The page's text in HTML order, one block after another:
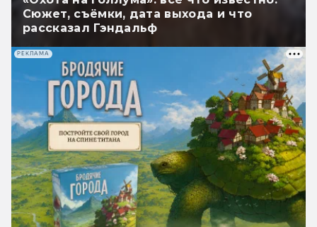
Сюжет, съёмки, дата выхода и что
рассказал Гэндальф
РЕКЛАМА